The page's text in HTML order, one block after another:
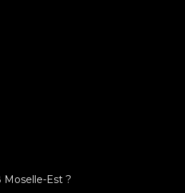
Est ?